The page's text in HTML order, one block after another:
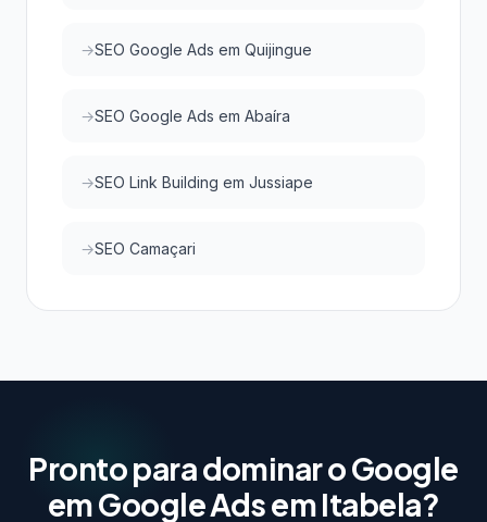
SEO Google Ads em Quijingue
SEO Google Ads em Abaíra
SEO Link Building em Jussiape
SEO Camaçari
Pronto para dominar o Google
em Google Ads em Itabela?